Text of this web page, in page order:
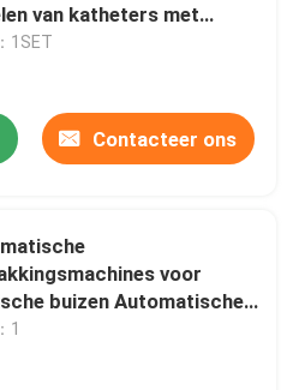
maken
maken
van katheters met
van HDPE
1SET
Contacteer ons
voor
buizen Automatische
1